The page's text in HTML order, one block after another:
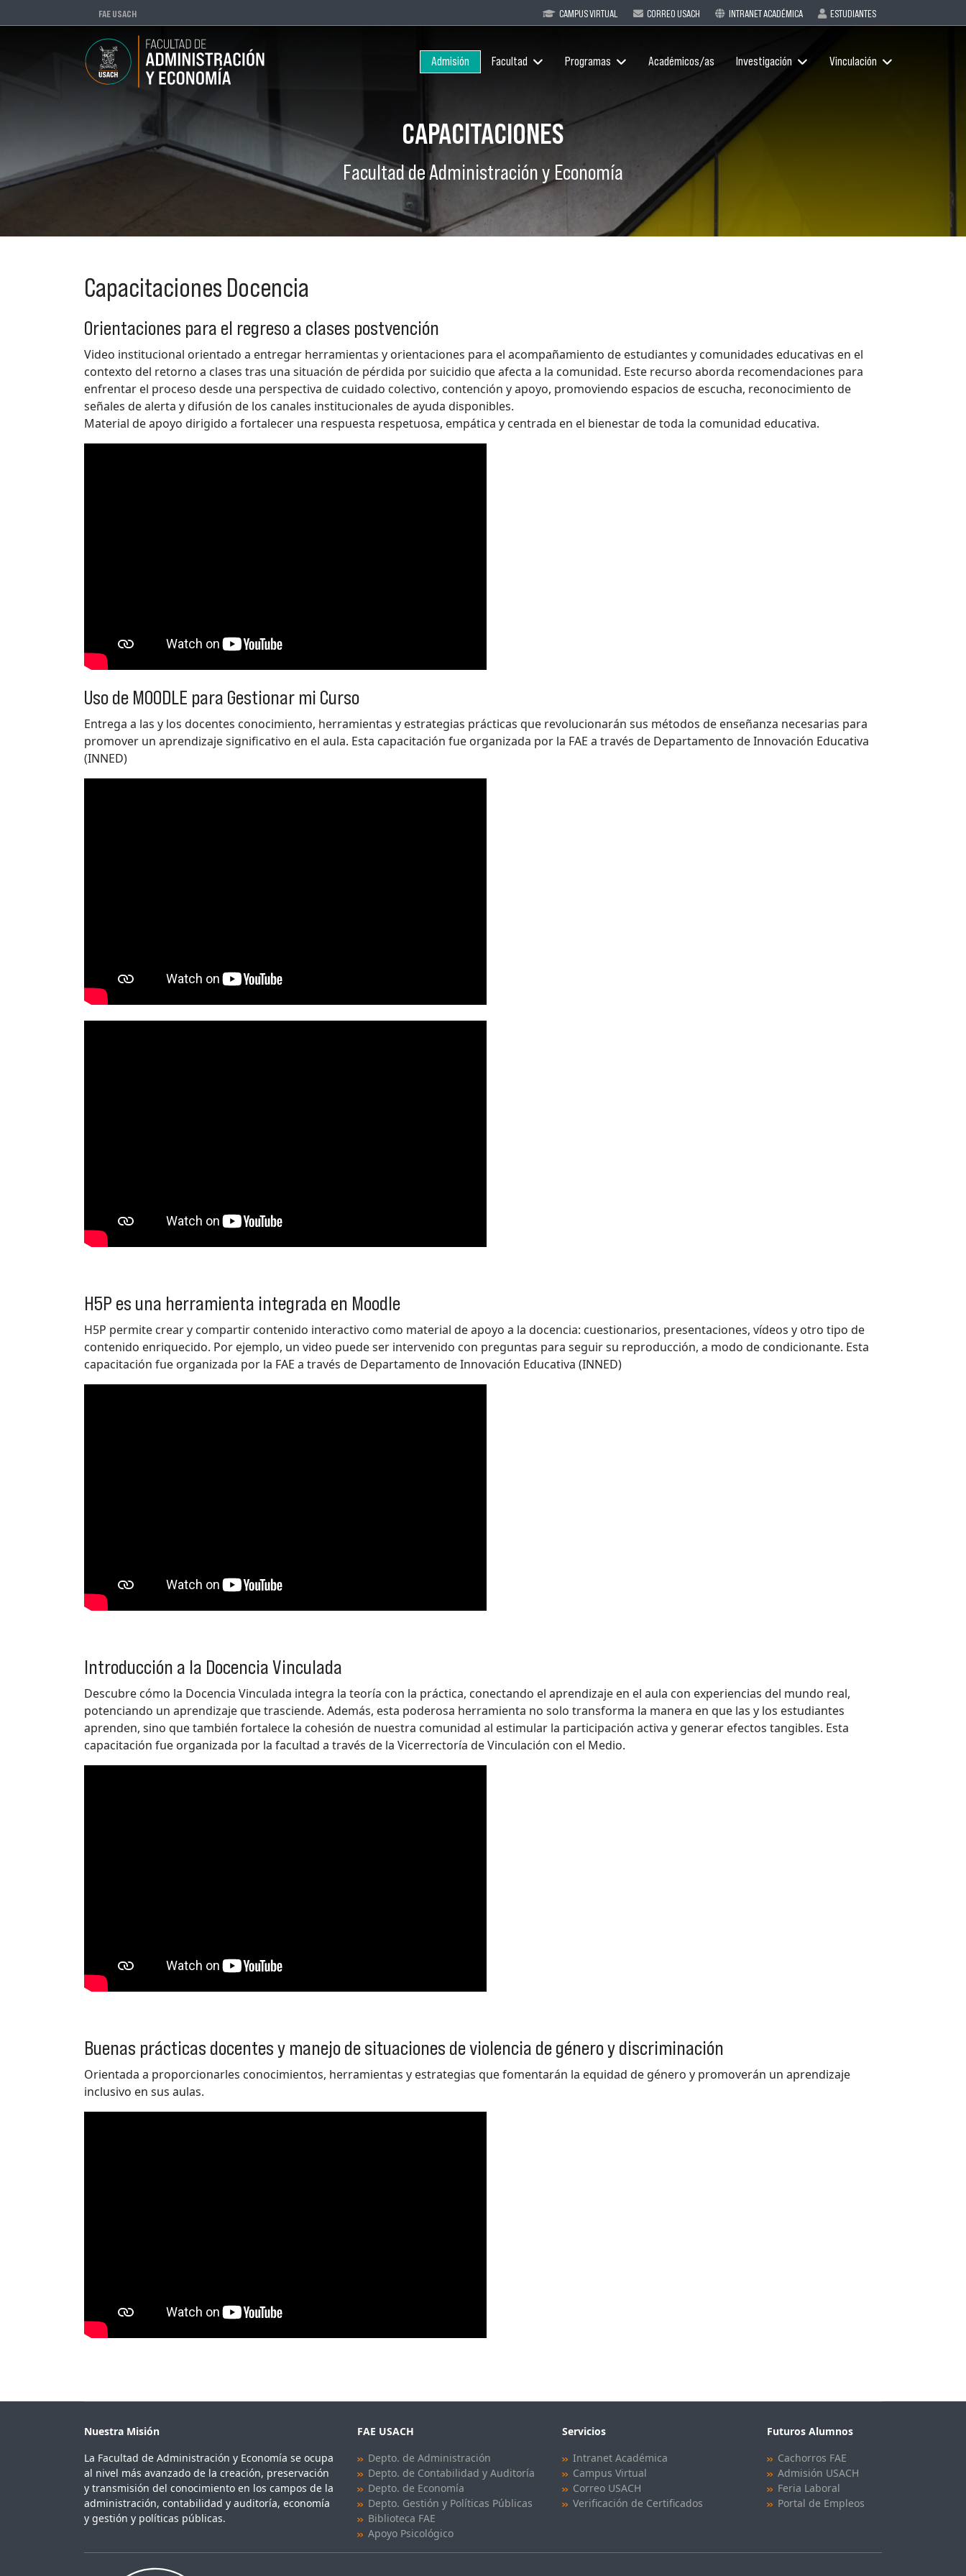
FAE USACH CAMPUS VIRTUAL CORREO USACH INTRANET ACADÉMICA ESTUDIANTES
Admisión Facultad Programas Académicos/as Investigación Vinculación
CAPACITACIONES
Facultad de Administración y Economía
Capacitaciones Docencia
Orientaciones para el regreso a clases postvención
Video institucional orientado a entregar herramientas y orientaciones para el acompañamiento de estudiantes y comunidades educativas en el
contexto del retorno a clases tras una situación de pérdida por suicidio que afecta a la comunidad. Este recurso aborda recomendaciones para
enfrentar el proceso desde una perspectiva de cuidado colectivo, contención y apoyo, promoviendo espacios de escucha, reconocimiento de
señales de alerta y difusión de los canales institucionales de ayuda disponibles.
Material de apoyo dirigido a fortalecer una respuesta respetuosa, empática y centrada en el bienestar de toda la comunidad educativa.
Uso de MOODLE para Gestionar mi Curso
Entrega a las y los docentes conocimiento, herramientas y estrategias prácticas que revolucionarán sus métodos de enseñanza necesarias para
promover un aprendizaje significativo en el aula. Esta capacitación fue organizada por la FAE a través de Departamento de Innovación Educativa
(INNED)
H5P es una herramienta integrada en Moodle
H5P permite crear y compartir contenido interactivo como material de apoyo a la docencia: cuestionarios, presentaciones, vídeos y otro tipo de
contenido enriquecido. Por ejemplo, un video puede ser intervenido con preguntas para seguir su reproducción, a modo de condicionante. Esta
capacitación fue organizada por la FAE a través de Departamento de Innovación Educativa (INNED)
Introducción a la Docencia Vinculada
Descubre cómo la Docencia Vinculada integra la teoría con la práctica, conectando el aprendizaje en el aula con experiencias del mundo real,
potenciando un aprendizaje que trasciende. Además, esta poderosa herramienta no solo transforma la manera en que las y los estudiantes
aprenden, sino que también fortalece la cohesión de nuestra comunidad al estimular la participación activa y generar efectos tangibles. Esta
capacitación fue organizada por la facultad a través de la Vicerrectoría de Vinculación con el Medio.
Buenas prácticas docentes y manejo de situaciones de violencia de género y discriminación
Orientada a proporcionarles conocimientos, herramientas y estrategias que fomentarán la equidad de género y promoverán un aprendizaje
inclusivo en sus aulas.
Nuestra Misión
La Facultad de Administración y Economía se ocupa
al nivel más avanzado de la creación, preservación
y transmisión del conocimiento en los campos de la
administración, contabilidad y auditoría, economía
y gestión y políticas públicas.
FAE USACH
Depto. de Administración
Depto. de Contabilidad y Auditoría
Depto. de Economía
Depto. Gestión y Políticas Públicas
Biblioteca FAE
Apoyo Psicológico
Servicios
Intranet Académica
Campus Virtual
Correo USACH
Verificación de Certificados
Futuros Alumnos
Cachorros FAE
Admisión USACH
Feria Laboral
Portal de Empleos